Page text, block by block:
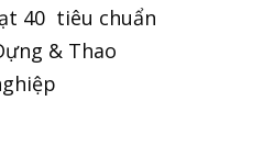
40 tiêu chuẩn
& Thao